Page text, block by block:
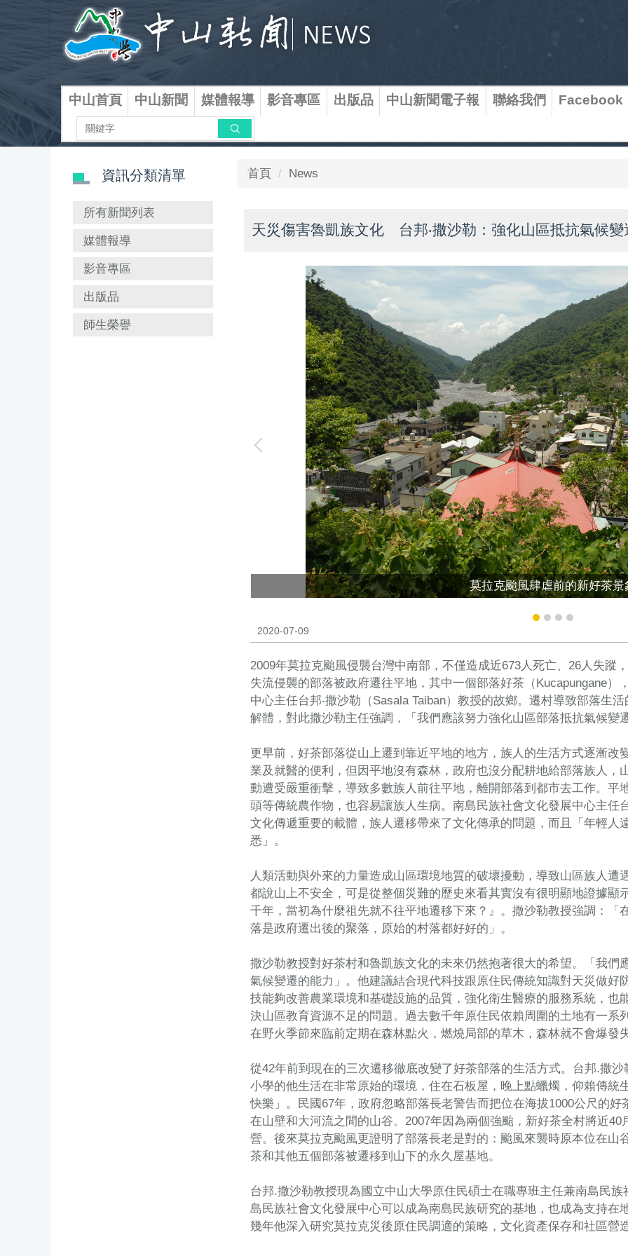
區
中山首頁 中山新聞 媒體報導 影音專區 出版品 中山新聞電子報 聯絡我們 Facebook
搜尋
資訊分類清單
所有新聞列表
媒體報導
影音專區
出版品
師生榮譽
首頁 News
天災傷害魯凱族文化 台邦‧撒沙勒：強化山區抵抗氣候變
莫拉克颱風肆虐前的新好茶景
2020-07-09
2009年莫拉克颱風侵襲台灣中南部，不僅造成近673人死亡、26人失蹤
失流侵襲的部落被政府遷往平地，其中一個部落好茶（Kucapungane）
中心主任台邦‧撒沙勒（Sasala Taiban）教授的故鄉。遷村導致部落生
解體，對此撒沙勒主任強調，「我們應該努力強化山區部落抵抗氣候變
更早前，好茶部落從山上遷到靠近平地的地方，族人的生活方式逐漸改
業及就醫的便利，但因平地沒有森林，政府也沒分配耕地給部落族人，
動遭受嚴重衝擊，導致多數族人前往平地，離開部落到都市去工作。平
頭等傳統農作物，也容易讓族人生病。南島民族社會文化發展中心主任
文化傳遞重要的載體，族人遷移帶來了文化傳承的問題，而且「年輕人
悉」。
人類活動與外來的力量造成山區環境地質的破壞擾動，導致山區族人
都說山上不安全，可是從整個災難的歷史來看其實沒有很明顯地證據顯
千年，當初為什麼祖先就不往平地遷移下來？』。撒沙勒教授強調：「
落是政府遷出後的聚落，原始的村落都好好的」。
撒沙勒教授對好茶村和魯凱族文化的未來仍然抱著很大的希望。「我們
氣候變遷的能力」。他建議結合現代科技跟原住民傳統知識對天災做好
技能夠改善農業環境和基礎設施的品質，強化衛生醫療的服務系統，也
決山區教育資源不足的問題。過去數千年原住民依賴周圍的土地有一系
在野火季節來臨前定期在森林點火，燃燒局部的草木，森林就不會爆發
從42年前到現在的三次遷移徹底改變了好茶部落的生活方式。台邦.撒
小學的他生活在非常原始的環境，住在石板屋，晚上點蠟燭，仰賴傳統
快樂」。民國67年，政府忽略部落長老警告而把位在海拔1000公尺的
在山壁和大河流之間的山谷。2007年因為兩個強颱，新好茶全村將近
營。後來莫拉克颱風更證明了部落長老是對的：颱風來襲時原本位在山
茶和其他五個部落被遷移到山下的永久屋基地。
台邦.撒沙勒教授現為國立中山大學原住民碩士在職專班主任兼南島民
島民族社會文化發展中心可以成為南島民族研究的基地，也成為支持在
幾年他深入研究莫拉克災後原住民調適的策略，文化資產保存和社區營